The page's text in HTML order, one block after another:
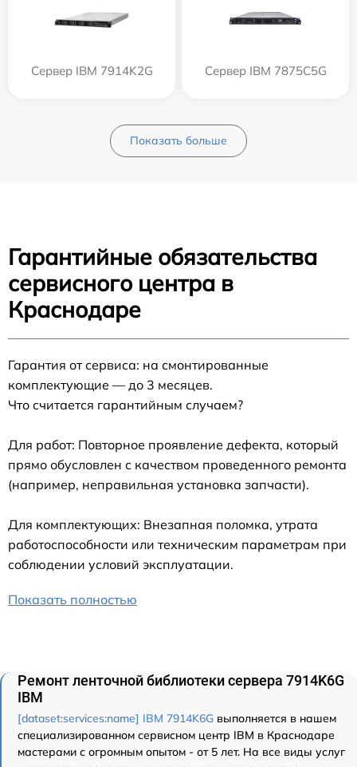
Сервер IBM 7914K2G Сервер IBM 7875C5G
Показать больше
Гарантийные обязательства
сервисного центра в
Краснодаре
Гарантия от сервиса: на смонтированные
комплектующие — до 3 месяцев.
Что считается гарантийным случаем?
Для работ: Повторное проявление дефекта, который
прямо обусловлен с качеством проведенного ремонта
(например, неправильная установка запчасти).
Для комплектующих: Внезапная поломка, утрата
работоспособности или техническим параметрам при
соблюдении условий эксплуатации.
Показать полностью
Ремонт ленточной библиотеки сервера 7914K6G
IBM
[dataset:services:name] IBM 7914K6G выполняется в нашем
специализированном сервисном центр IBM в Краснодаре
мастерами с огромным опытом - от 5 лет. На все виды услуг